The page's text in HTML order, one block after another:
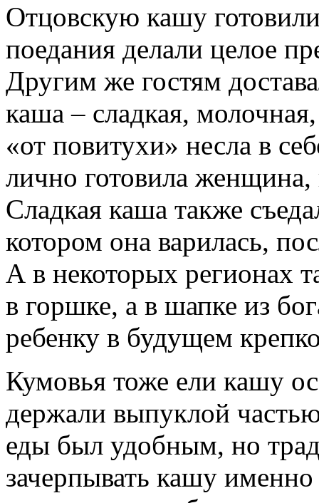
Отцовскую кашу
поедания делали целое
Другим же гостям
каша – сладкая,
«от повитухи» несла в
лично готовила
Сладкая каша также
котором она варилась,
А в некоторых регионах
в горшке, а в шапке из
ребенку в будущем
Кумовья тоже ели кашу
держали выпуклой
еды был удобным, но
зачерпывать кашу